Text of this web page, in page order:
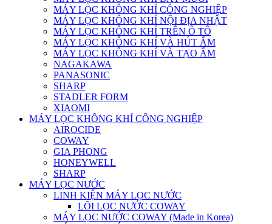
MÁY LỌC KHÔNG KHÍ CÔNG NGHIỆP
MÁY LỌC KHÔNG KHÍ NỘI ĐỊA NHẬT
MÁY LỌC KHÔNG KHÍ TRÊN Ô TÔ
MÁY LỌC KHÔNG KHÍ VÀ HÚT ẨM
MÁY LỌC KHÔNG KHÍ VÀ TẠO ẨM
NAGAKAWA
PANASONIC
SHARP
STADLER FORM
XIAOMI
MÁY LỌC KHÔNG KHÍ CÔNG NGHIỆP
AIROCIDE
COWAY
GIA PHONG
HONEYWELL
SHARP
MÁY LỌC NƯỚC
LINH KIỆN MÁY LỌC NƯỚC
LÕI LỌC NƯỚC COWAY
MÁY LỌC NƯỚC COWAY (Made in Korea)